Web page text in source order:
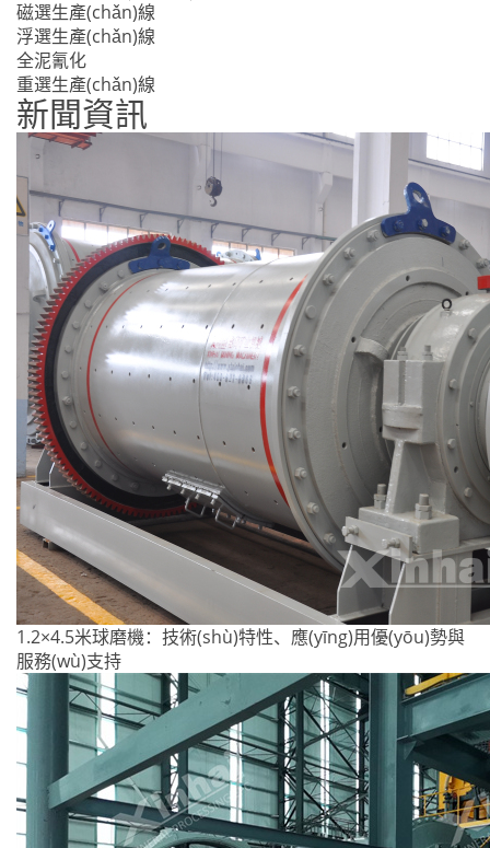
磁選生產(chǎn)線
浮選生產(chǎn)線
全泥氰化
重選生產(chǎn)線
新聞資訊
1.2×4.5米球磨機：技術(shù)特性、應(yīng)用優(yōu)勢與
服務(wù)支持